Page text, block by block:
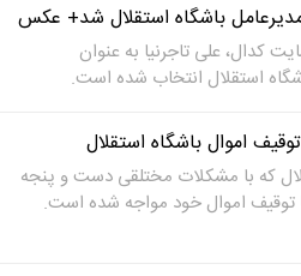
مدیرعامل باشگاه استقلال شد+ عکس
کدال، علی تاجرنیا به عنوان
استقلال انتخاب شده است.
اموال باشگاه استقلال
که با مشکلات مختلقی دست و پنجه
توقیف اموال خود مواجه شده است.